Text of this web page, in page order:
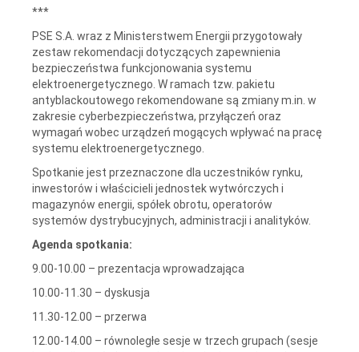
***
PSE S.A. wraz z Ministerstwem Energii przygotowały
zestaw rekomendacji dotyczących zapewnienia
bezpieczeństwa funkcjonowania systemu
elektroenergetycznego. W ramach tzw. pakietu
antyblackoutowego rekomendowane są zmiany m.in. w
zakresie cyberbezpieczeństwa, przyłączeń oraz
wymagań wobec urządzeń mogących wpływać na pracę
systemu elektroenergetycznego.
Spotkanie jest przeznaczone dla uczestników rynku,
inwestorów i właścicieli jednostek wytwórczych i
magazynów energii, spółek obrotu, operatorów
systemów dystrybucyjnych, administracji i analityków.
Agenda spotkania:
9.00-10.00 – prezentacja wprowadzająca
10.00-11.30 – dyskusja
11.30-12.00 – przerwa
12.00-14.00 – równoległe sesje w trzech grupach (sesje